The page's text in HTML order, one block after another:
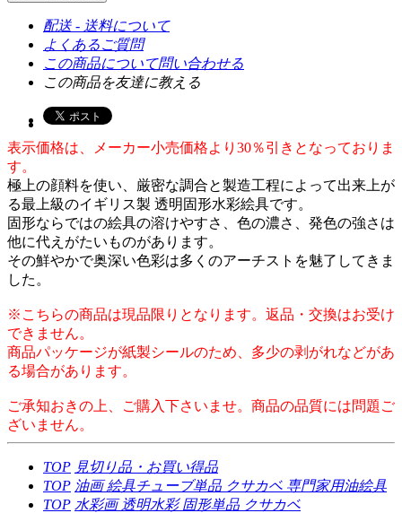
配送 - 送料について
よくあるご質問
この商品について問い合わせる
この商品を友達に教える
表示価格は、メーカー小売価格より30％引きとなっておりま
す。
極上の顔料を使い、厳密な調合と製造工程によって出来上が
る最上級のイギリス製 透明固形水彩絵具です。
固形ならではの絵具の溶けやすさ、色の濃さ、発色の強さは
他に代えがたいものがあります。
その鮮やかで奥深い色彩は多くのアーチストを魅了してきま
した。
※こちらの商品は現品限りとなります。返品・交換はお受け
できません。
商品パッケージが紙製シールのため、多少の剥がれなどがあ
る場合があります。
ご承知おきの上、ご購入下さいませ。商品の品質には問題ご
ざいません。
TOP 見切り品・お買い得品
TOP 油画絵具チューブ単品 クサカベ 専門家用油絵具
TOP 水彩画透明水彩固形単品 クサカベ